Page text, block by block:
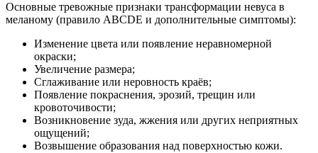
Основные тревожные признаки трансформации невуса в
меланому (правило ABCDE и дополнительные симптомы):
Изменение цвета или появление неравномерной
окраски;
Увеличение размера;
Сглаживание или неровность краёв;
Появление покраснения, эрозий, трещин или
кровоточивости;
Возникновение зуда, жжения или других неприятных
ощущений;
Возвышение образования над поверхностью кожи.